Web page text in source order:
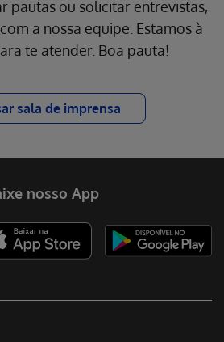
pautas ou solicitar entrevistas,
a nossa equipe. Estamos à
te atender. Boa pauta!
sala de imprensa
nosso App